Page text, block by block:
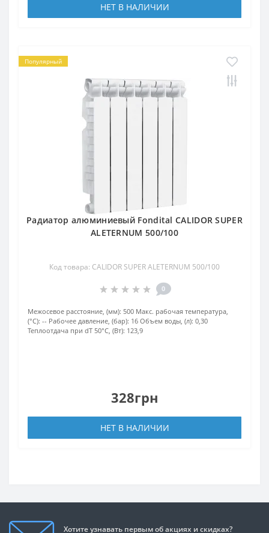
НЕТ В НАЛИЧИИ
Популярный
Радиатор алюминиевый Fondital CALIDOR SUPER
ALETERNUM 500/100
Код товара: CALIDOR SUPER ALETERNUM 500/100
0
Межосевое расстояние, (мм): 500 Макс. рабочая температура,
(°С): -- Рабочее давление, (бар): 16 Объем воды, (л): 0,30
Теплоотдача при dT 50°С, (Вт): 123,9
328грн
НЕТ В НАЛИЧИИ
Хотите узнавать первым об акциях и скидках?